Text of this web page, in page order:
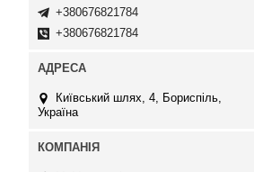
+380676821784
+380676821784
Київський шлях, 4, Бориспіль,
Україна